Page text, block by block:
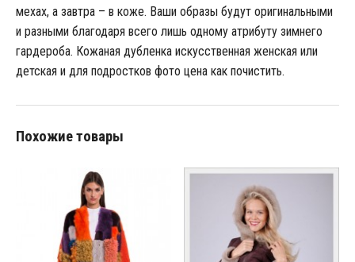
мехах, а завтра – в коже. Ваши образы будут оригинальными
и разными благодаря всего лишь одному атрибуту зимнего
гардероба. Кожаная дубленка искусственная женская или
детская и для подростков фото цена как почистить.
Похожие товары